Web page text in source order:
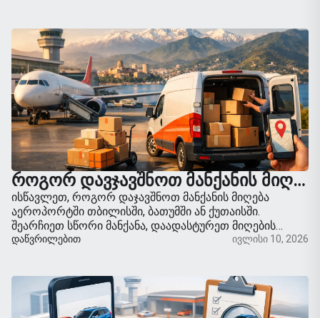
ᲠᲝᲒᲝᲠ ᲓᲐᲕᲯᲐᲕᲨᲜᲝᲗ ᲛᲐᲜᲥᲐᲜᲘᲡ ᲛᲘᲦᲔᲑᲐ ᲐᲔᲠᲝᲞᲝᲠᲢᲨᲘ ᲡᲐᲥᲐᲠᲗᲕᲔᲚᲝᲨᲘ
ისწავლეთ, როგორ დაჯავშნოთ მანქანის მიღება
აეროპორტში თბილისში, ბათუმში ან ქუთაისში.
შეარჩიეთ სწორი მანქანა, დაადასტურეთ მიღების
დეტალები და თავიდან აიცილეთ შეფერხებები.
ᲓᲐᲬᲕᲠᲘᲚᲔᲑᲘᲗ ივლისი 10, 2026